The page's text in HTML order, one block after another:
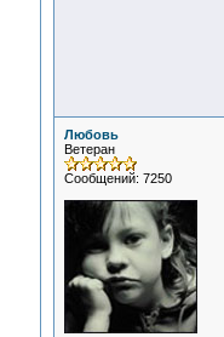
Любовь
Ветеран
Сообщений: 7250